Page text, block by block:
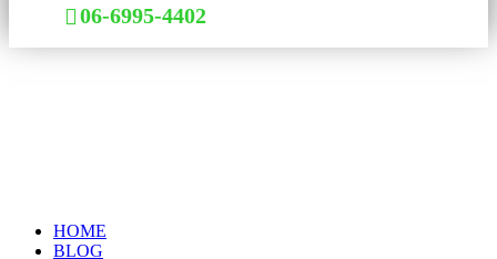
06-6995-4402
HOME
BLOG